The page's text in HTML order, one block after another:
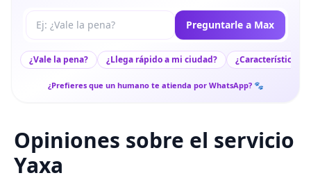
Tu pregunta a Max Preguntarle a Max
¿Vale la pena? ¿Llega rápido a mi ciudad? ¿Características
¿Prefieres que un humano te atienda por WhatsApp? 🐾
Opiniones sobre el servicio
Yaxa